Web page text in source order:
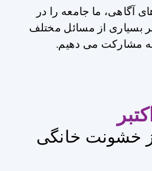
از طریق انواع برنامه های آگاهی، ما جامعه را در
فعالیت هایی با تمرکز بر بسیاری از مسائل مختلف